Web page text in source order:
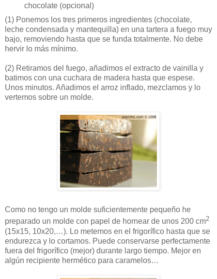
chocolate (opcional)
(1) Ponemos los tres primeros ingredientes (chocolate,
leche condensada y mantequilla) en una tartera a fuego muy
bajo, removiendo hasta que se funda totalmente. No debe
hervir lo más mínimo.
(2) Retiramos del fuego, añadimos el extracto de vainilla y
batimos con una cuchara de madera hasta que espese.
Unos minutos. Añadimos el arroz inflado, mezclamos y lo
vertemos sobre un molde.
Como no tengo un molde suficientemente pequeño he
preparado un molde con papel de hornear de unos 200 cm2
(15x15, 10x20,…). Lo metemos en el frigorífico hasta que se
endurezca y lo cortamos. Puede conservarse perfectamente
fuera del frigorífico (mejor) durante largo tiempo. Mejor en
algún recipiente hermético para caramelos…